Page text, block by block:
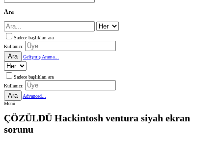
Ara
Sadece başlıkları ara
Kullanıcı:
Ara Gelişmiş Arama...
Sadece başlıkları ara
Kullanıcı:
Ara
Advanced...
Menü
ÇÖZÜLDÜ Hackintosh ventura siyah ekran
sorunu